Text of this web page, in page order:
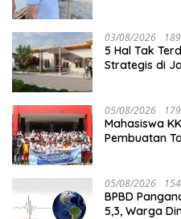
03/08/2026
5 Hal Tak
Strategis di
05/08/2026
Mahasiswa
Pembuatan
05/08/2026
BPBD
5,3, Warga